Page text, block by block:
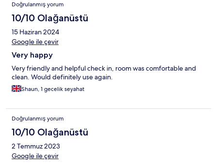
Doğrulanmış yorum
10/10 Olağanüstü
15 Haziran 2024
Google ile çevir
Very happy
Very friendly and helpful check in, room was comfortable and
clean. Would definitely use again.
Shaun, 1 gecelik seyahat
Doğrulanmış yorum
10/10 Olağanüstü
2 Temmuz 2023
Google ile çevir